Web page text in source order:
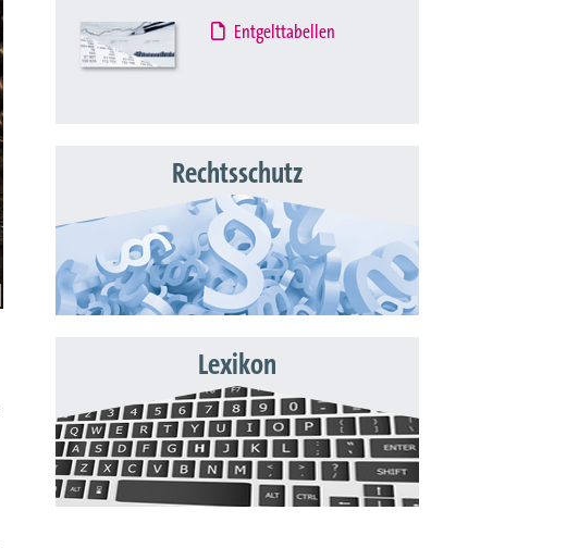
Entgelttabellen
Rechtsschutz
Lexikon